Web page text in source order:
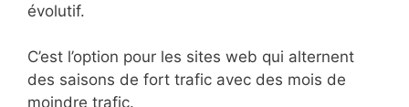
évolutif.
C’est l’option pour les sites web qui alternent
des saisons de fort trafic avec des mois de
moindre trafic.